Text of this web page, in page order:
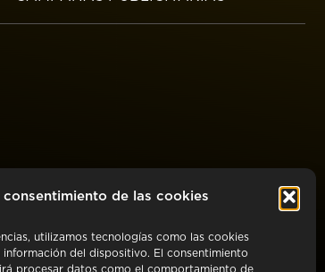
consentimiento de las cookies
utilizamos tecnologías como las cookies
del dispositivo. El consentimiento
procesar datos como el comportamiento de